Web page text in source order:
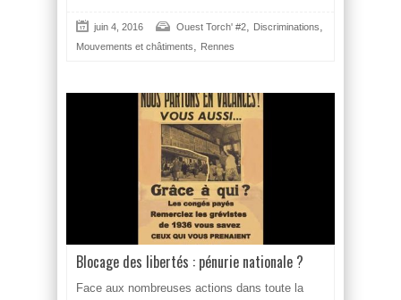
juin 4, 2016 Ouest Torch' #2 Discriminations
Mouvements et châtiments Rennes
Blocage des libertés : pénurie nationale ?
Face aux nombreuses actions dans toute la